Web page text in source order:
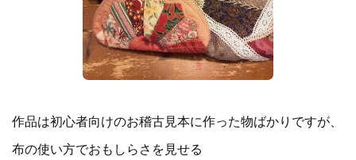
作品は初心者向けのお稽古見本に作った物ばかりですが、
布の使い方でおもしらさを見せる